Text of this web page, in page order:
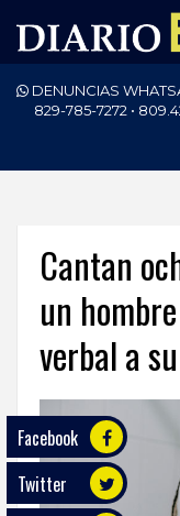
DENUNCIAS
829-785-7272 •
PORTADA
ECONOMÍA
DEPORTES
SALUD
TECNOLOGÍA
Cantan
un
verbal a
Facebook
Twitter